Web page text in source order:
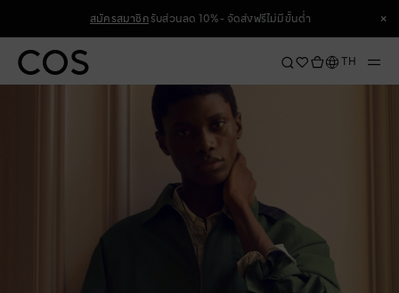
สมัครสมาชิกรับส่วนลด 10% - จัดส่งฟรีไม่มีขั้นต่ำ
×
×
ภาษาTH